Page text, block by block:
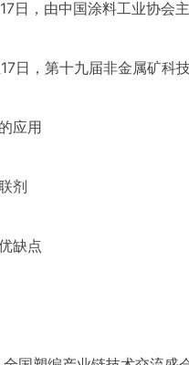
日，由中国涂料工业协会
览会暨第二十四届中国国
日，第十九届非金属矿科
金属矿产品及装备展览会在
应用
剂
缺点